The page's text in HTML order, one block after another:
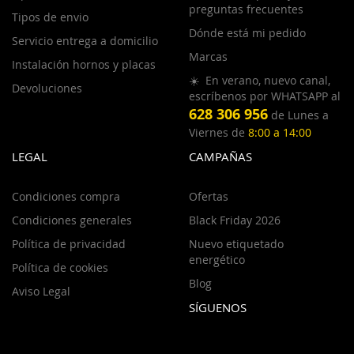
Tipos de envio
Servicio entrega a domicilio
Instalación hornos y placas
Devoluciones
preguntas frecuentes
Dónde está mi pedido
Marcas
☀️ En verano, nuevo canal,
escríbenos por WHATSAPP al
628 306 956 de Lunes a
Viernes de 8:00 a 14:00
LEGAL
Condiciones compra
Condiciones generales
Política de privacidad
Política de cookies
Aviso Legal
CAMPAÑAS
Ofertas
Black Friday 2026
Nuevo etiquetado
energético
Blog
SÍGUENOS